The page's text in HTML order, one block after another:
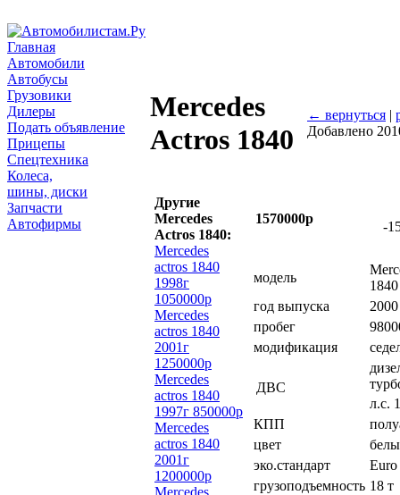
Главная
Автомобили
Автобусы
Грузовики
Дилеры
Подать объявление
Прицепы
Спецтехника
Колеса,
шины, диски
Запчасти
Автофирмы
Mercedes
Actros 1840
← вернуться |
Добавлено
Другие
Mercedes
Actros 1840:
Mercedes
actros 1840
1998г
1050000р
Mercedes
actros 1840
2001г
1250000р
Mercedes
actros 1840
1997г 850000р
Mercedes
actros 1840
2001г
1200000р
Mercedes
1570000р
-
модель
1840
год выпуска
2000
пробег
модификация
ДВС
л.с.
КПП
цвет
эко.стандарт
грузоподъемность 18 т